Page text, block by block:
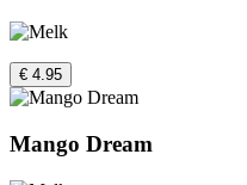
€ 4.95
Mango Dream